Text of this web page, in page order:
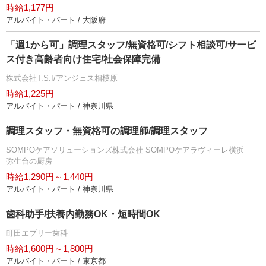
時給1,177円
アルバイト・パート / 大阪府
「週1から可」調理スタッフ/無資格可/シフト相談可/サービ
ス付き高齢者向け住宅/社会保障完備
株式会社T.S.I/アンジェス相模原
時給1,225円
アルバイト・パート / 神奈川県
調理スタッフ・無資格可の調理師/調理スタッフ
SOMPOケアソリューションズ株式会社 SOMPOケアラヴィーレ横浜
弥生台の厨房
時給1,290円～1,440円
アルバイト・パート / 神奈川県
歯科助手/扶養内勤務OK・短時間OK
町田エブリー歯科
時給1,600円～1,800円
アルバイト・パート / 東京都